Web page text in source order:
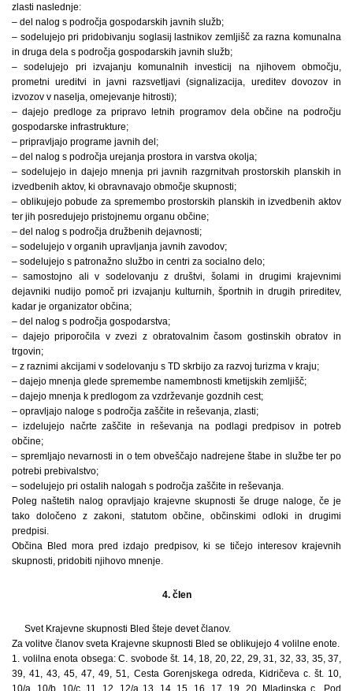
zlasti naslednje:
– del nalog s področja gospodarskih javnih služb;
– sodelujejo pri pridobivanju soglasij lastnikov zemljišč za razna komunalna
in druga dela s področja gospodarskih javnih služb;
– sodelujejo pri izvajanju komunalnih investicij na njihovem območju,
prometni ureditvi in javni razsvetljavi (signalizacija, ureditev dovozov in
izvozov v naselja, omejevanje hitrosti);
– dajejo predloge za pripravo letnih programov dela občine na področju
gospodarske infrastrukture;
– pripravljajo programe javnih del;
– del nalog s področja urejanja prostora in varstva okolja;
– sodelujejo in dajejo mnenja pri javnih razgrnitvah prostorskih planskih in
izvedbenih aktov, ki obravnavajo območje skupnosti;
– oblikujejo pobude za spremembo prostorskih planskih in izvedbenih aktov
ter jih posredujejo pristojnemu organu občine;
– del nalog s področja družbenih dejavnosti;
– sodelujejo v organih upravljanja javnih zavodov;
– sodelujejo s patronažno službo in centri za socialno delo;
– samostojno ali v sodelovanju z društvi, šolami in drugimi krajevnimi
dejavniki nudijo pomoč pri izvajanju kulturnih, športnih in drugih prireditev,
kadar je organizator občina;
– del nalog s področja gospodarstva;
– dajejo priporočila v zvezi z obratovalnim časom gostinskih obratov in
trgovin;
– z raznimi akcijami v sodelovanju s TD skrbijo za razvoj turizma v kraju;
– dajejo mnenja glede spremembe namembnosti kmetijskih zemljišč;
– dajejo mnenja k predlogom za vzdrževanje gozdnih cest;
– opravljajo naloge s področja zaščite in reševanja, zlasti;
– izdelujejo načrte zaščite in reševanja na podlagi predpisov in potreb
občine;
– spremljajo nevarnosti in o tem obveščajo nadrejene štabe in službe ter po
potrebi prebivalstvo;
– sodelujejo pri ostalih nalogah s področja zaščite in reševanja.
Poleg naštetih nalog opravljajo krajevne skupnosti še druge naloge, če je
tako določeno z zakoni, statutom občine, občinskimi odloki in drugimi
predpisi.
Občina Bled mora pred izdajo predpisov, ki se tičejo interesov krajevnih
skupnosti, pridobiti njihovo mnenje.
4. člen
Svet Krajevne skupnosti Bled šteje devet članov.
Za volitve članov sveta Krajevne skupnosti Bled se oblikujejo 4 volilne enote.
1. volilna enota obsega: C. svobode št. 14, 18, 20, 22, 29, 31, 32, 33, 35, 37,
39, 41, 43, 45, 47, 49, 51, Cesta Gorenjskega odreda, Kidričeva c. št. 10,
10/a, 10/b, 10/c, 11, 12, 12/a 13, 14, 15, 16, 17, 19, 20, Mladinska c., Pod